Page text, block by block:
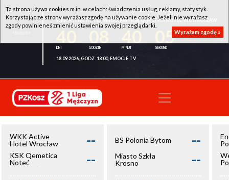
WKK ACTIVE HOTEL WROCŁAW - KSK QEMETICA NOTEĆ INOWROCŁAW
04
18.09.2026, GODZ. 18:00, EMOCJE TV
WKK Active
Hotel Wrocław
--
KSK Qemetica
Noteć
Inowrocław
--
BS Polonia Bytom --
Miasto Szkła
Krosno
--
Ta strona używa cookies m.in. w celach: świadczenia usług, reklamy, statystyk.
Korzystając ze strony wyrażasz zgodę na używanie cookie. Jeżeli nie wyrażasz
zgody powinieneś zmienić ustawienia swojej przeglądarki.
Wyrażam zgodę »